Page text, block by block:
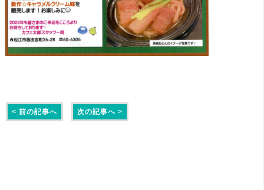
< 前の記事へ 次の記事へ >